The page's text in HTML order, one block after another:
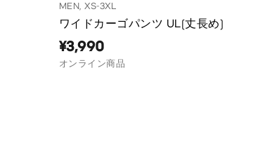
MEN, XS-3XL
ワイドカーゴパンツ UL(丈長め)
¥3,990
オンライン商品